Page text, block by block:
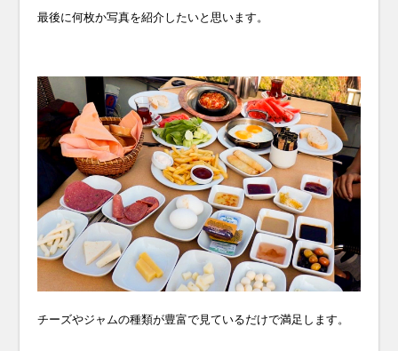
最後に何枚か写真を紹介したいと思います。
チーズやジャムの種類が豊富で見ているだけで満足します。